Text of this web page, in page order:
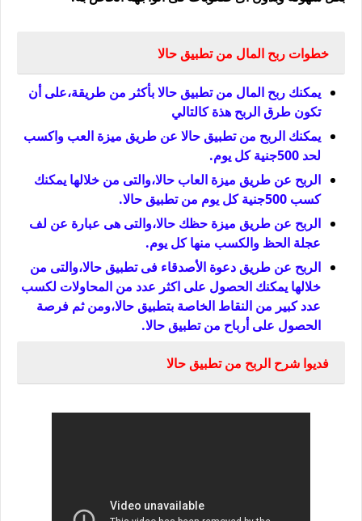
خطوات ربح المال من تطبيق حالا
يمكنك ربح المال من تطبيق حالا بأكثر من طريقة،على أن
تكون طرق الربح هذة كالتالي
يمكنك الربح من تطبيق حالا عن طريق ميزة العب واكسب
لحد 500جنية كل يوم.
الربح عن طريق ميزة العاب حالا،والتى من خلالها يمكنك
كسب 500جنية كل يوم من تطبيق حالا.
الربح عن طريق ميزة حظك حالا،والتى هى عبارة عن لف
عجلة الحظ والكسب منها كل يوم.
الربح عن طريق دعوة الأصدقاء فى تطبيق حالا،والتى من
خلالها يمكنك الحصول على اكثر عدد من المحاولات لكسب
عدد كبير من النقاط الخاصة بتطبيق حالا،ومن ثم فرصة
الحصول على أرباح من تطبيق حالا.
فديوا شرح الربح من تطبيق حالا